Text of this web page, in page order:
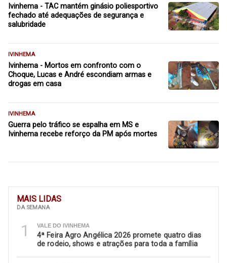
MAIS LIDAS
DA SEMANA
1 VALE DO IVINHEMA
4ª Feira Agro Angélica 2026 promete quatro dias
de rodeio, shows e atrações para toda a família
Ivinhema - TAC mantém ginásio poliesportivo
fechado até adequações de segurança e
salubridade
IVINHEMA
Ivinhema - Mortos em confronto com o
Choque, Lucas e André escondiam armas e
drogas em casa
IVINHEMA
Guerra pelo tráfico se espalha em MS e
Ivinhema recebe reforço da PM após mortes